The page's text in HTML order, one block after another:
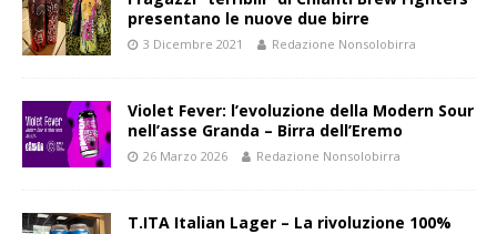
presentano le nuove due birre
3 Dicembre 2021 Redazione Nonsolobirra
Violet Fever: l’evoluzione della Modern Sour
nell’asse Granda – Birra dell’Eremo
26 Marzo 2026 Redazione Nonsolobirra
T.ITA Italian Lager – La rivoluzione 100%